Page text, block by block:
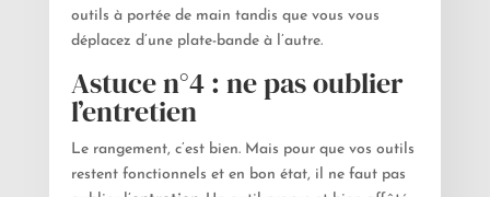
outils à portée de main tandis que vous vous
déplacez d’une plate-bande à l’autre.
Astuce n°4 : ne pas oublier
l’entretien
Le rangement, c’est bien. Mais pour que vos outils
restent fonctionnels et en bon état, il ne faut pas